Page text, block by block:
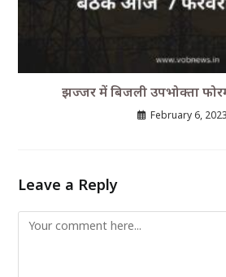
झज्जर में बिजली उपभोक्ता
February 6, 2023
Leave a Reply